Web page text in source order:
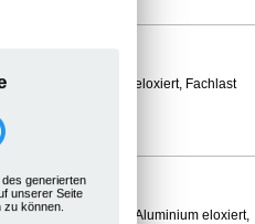
4 Böden, Aluminium eloxiert, Fachlast
1125 mm, 4 Böden, Aluminium eloxiert,
generierten
unserer Seite
können.